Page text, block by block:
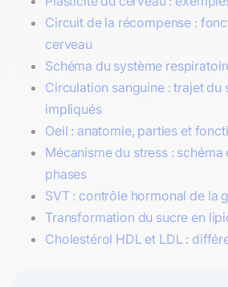
Circuit de la récompense :
cerveau
Schéma du système
Circulation sanguine : trajet du
impliqués
Oeil : anatomie, parties et
Mécanisme du stress :
phases
SVT : contrôle hormonal de la
Transformation du sucre en
Cholestérol HDL et LDL :